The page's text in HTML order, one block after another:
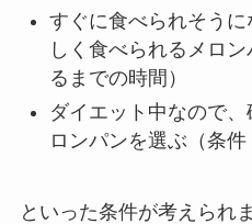
すぐに食べられそう
しく食べられるメロ
るまでの時間）
ダイエット中なので
ロンパンを選ぶ（条件
といった条件が考えられま